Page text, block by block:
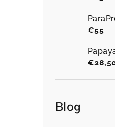
€55
€28,50
Blog